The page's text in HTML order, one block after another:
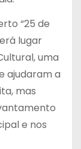
“25 de
lugar
uma
ajudaram a
mas
e nos